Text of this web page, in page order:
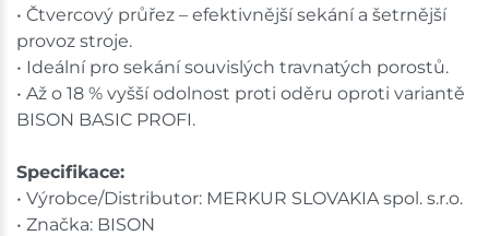
• Čtvercový průřez – efektivnější sekání a šetrnější
provoz stroje.
• Ideální pro sekání souvislých travnatých porostů.
• Až o 18 % vyšší odolnost proti oděru oproti variantě
BISON BASIC PROFI.
Specifikace:
• Výrobce/Distributor: MERKUR SLOVAKIA spol. s.r.o.
• Značka: BISON